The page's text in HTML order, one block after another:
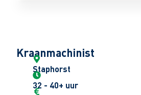
Kraanmachinist
Staphorst
32 - 40+ uur